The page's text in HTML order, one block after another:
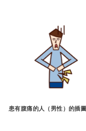
患有腹痛的人（男性）的插圖